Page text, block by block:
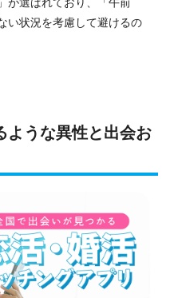
が選ばれており、「午前
い状況を考慮して避けるの
ような異性と出会お